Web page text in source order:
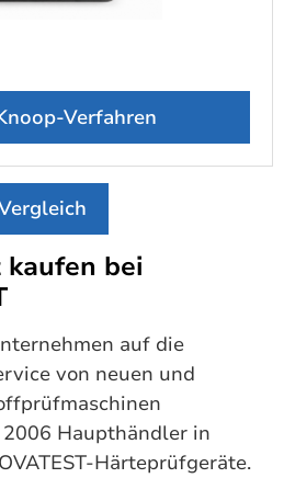
Verfahren
bei
auf die
von neuen und
Haupthändler in
Härteprüfgeräte.